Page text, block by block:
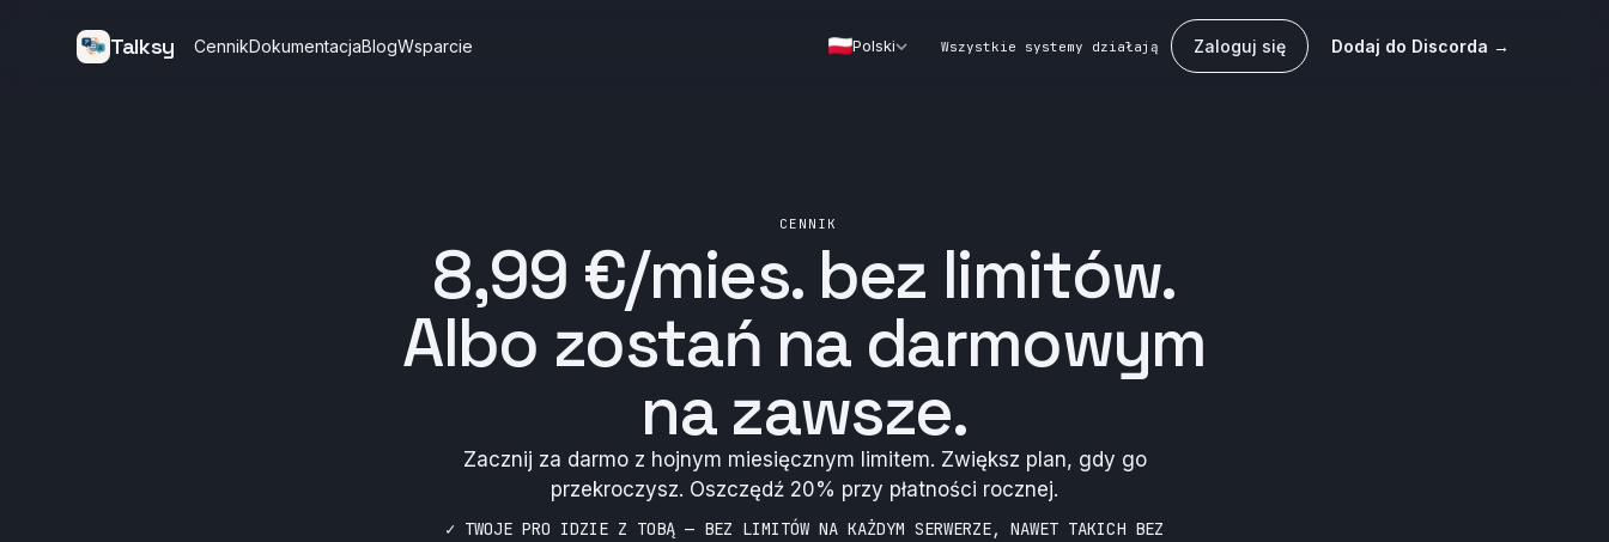
Talksy CennikDokumentacjaBlogWsparcie Polski Wszystkie systemy działają Zaloguj się Dodaj do Discorda →
CENNIK
8,99 €/mies. bez limitów.
Albo zostań na darmowym
na zawsze.
Zacznij za darmo z hojnym miesięcznym limitem. Zwiększ plan, gdy go
przekroczysz. Oszczędź 20% przy płatności rocznej.
✓ TWOJE PRO IDZIE Z TOBĄ — BEZ LIMITÓW NA KAŻDYM SERWERZE, NAWET TAKICH BEZ